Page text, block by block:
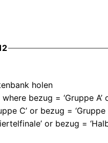
holen
bezug = ‘Gruppe A’
C’ or bezug =
or bezug =